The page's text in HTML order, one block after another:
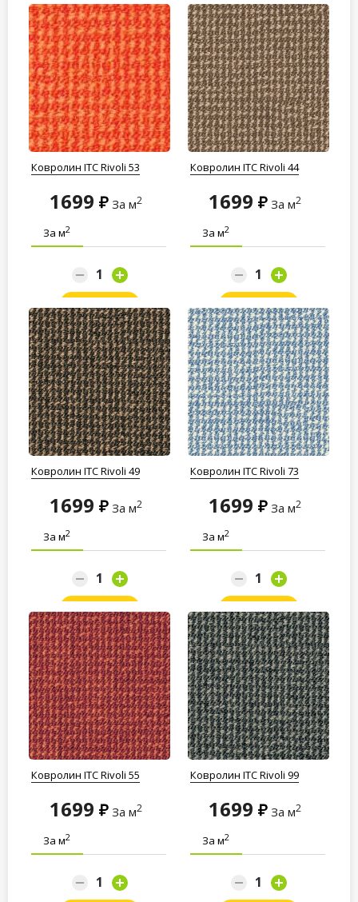
Ковролин ITC Rivoli 53
1699 За м2
За м2
Ковролин ITC Rivoli 44
1699 За м2
За м2
Ковролин ITC Rivoli 49
1699 За м2
За м2
Ковролин ITC Rivoli 73
1699 За м2
За м2
Ковролин ITC Rivoli 55
1699 За м2
За м2
Ковролин ITC Rivoli 99
1699 За м2
За м2